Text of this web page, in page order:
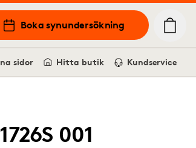
Boka synundersökning
sidor Hitta butik Kundservice
001